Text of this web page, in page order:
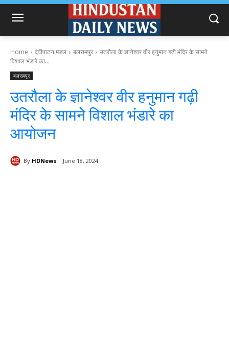
Home देवीपाटन मंडल बलरामपुर
उतरौला के ज्ञानेश्वर वीर हनुमान गढ़ी मंदिर के सामने
विशाल भंडारे का...
बलरामपुर
उतरौला के ज्ञानेश्वर वीर हनुमान गढ़ी
मंदिर के सामने विशाल भंडारे का
आयोजन
By HDNews June 18, 2024